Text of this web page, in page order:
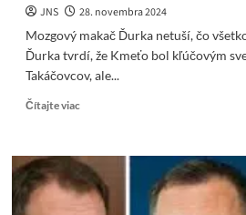
JNS
28. novembra 2024
Mozgový makač Ďurka netuší, čo
Ďurka tvrdí, že Kmeťo bol kľúčovým
Takáčovcov, ale...
Čítajte viacRead
Mozgový
makač
Ďurka
netuší,